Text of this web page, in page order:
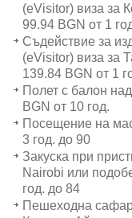
(eVisitor) виза за
99.94 BGN от 1
Съдействие за
(eVisitor) виза за
139.84 BGN от 1
Полет с балон
BGN от 10 год.
Посещение на
3 год. до 90
Закуска при
Nairobi или
год. до 84
Пешеходна